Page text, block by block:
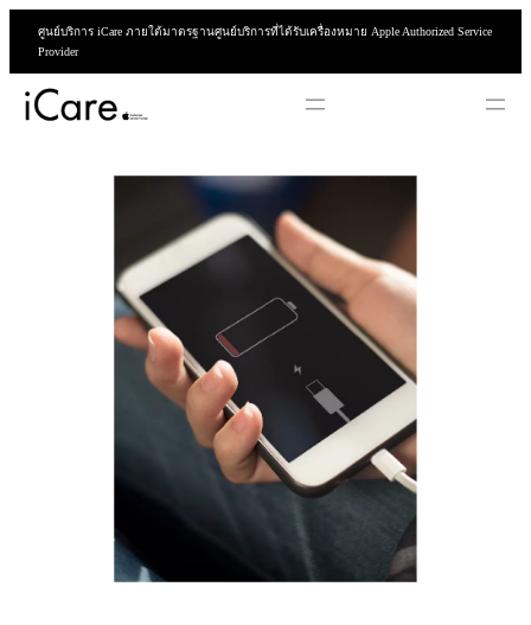
ยัง
เนื้อหา
ศูนย์บริการ iCare ภายใต้มาตรฐานศูนย์บริการที่ได้รับเครื่องหมาย Apple Authorized Service
Provider